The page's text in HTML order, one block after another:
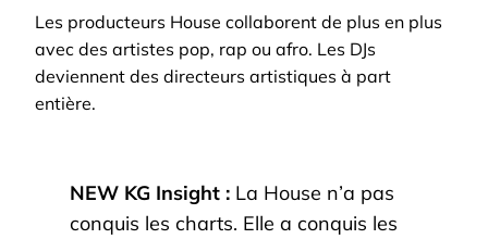
Les producteurs House collaborent de plus en plus
avec des artistes pop, rap ou afro. Les DJs
deviennent des directeurs artistiques à part
entière.
NEW KG Insight : La House n’a pas
conquis les charts. Elle a conquis les